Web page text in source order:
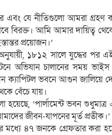
এবং যে নীতিগুলো আমরা
আমি আমার দায়িত্ব
প্রয়োজন।’
১৮১২ সালে যুদ্ধের পর এই
অভিযান চালানের সময় ভাইস
ক্যাপিটল ভবনে আগুন জালিয়ে
বেঁচে যায়।
‘পার্লামেন্ট ভবন
জীবন-যাপনের মূর্ত প্রতীক।’
৪৭ জনকে গ্রেফতার করা